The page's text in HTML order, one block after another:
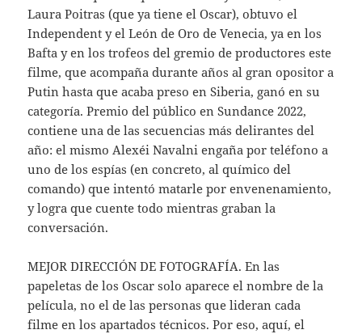
Laura Poitras (que ya tiene el Oscar), obtuvo el
Independent y el León de Oro de Venecia, ya en los
Bafta y en los trofeos del gremio de productores este
filme, que acompaña durante años al gran opositor a
Putin hasta que acaba preso en Siberia, ganó en su
categoría. Premio del público en Sundance 2022,
contiene una de las secuencias más delirantes del
año: el mismo Alexéi Navalni engaña por teléfono a
uno de los espías (en concreto, al químico del
comando) que intentó matarle por envenenamiento,
y logra que cuente todo mientras graban la
conversación.
MEJOR DIRECCIÓN DE FOTOGRAFÍA. En las
papeletas de los Oscar solo aparece el nombre de la
película, no el de las personas que lideran cada
filme en los apartados técnicos. Por eso, aquí, el